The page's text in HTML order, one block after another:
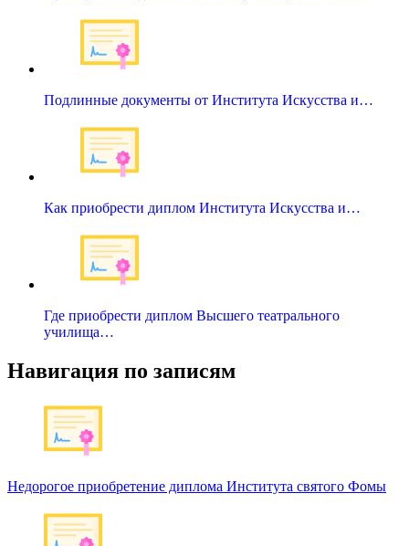
Подлинные документы от Института Искусства и…
Как приобрести диплом Института Искусства и…
Где приобрести диплом Высшего театрального
училища…
Навигация по записям
Недорогое приобретение диплома Института святого Фомы